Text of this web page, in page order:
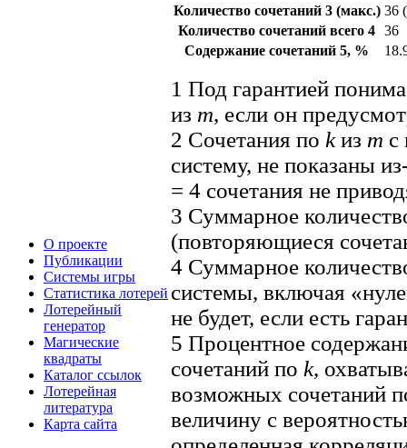
О проекте
Публикации
Системы игры
Статистика лотерей
Лотерейный
генератор
Магические
квадраты
Каталог ссылок
Лотерейная
литература
Карта сайта
Количество сочетаний 3 (макс.) 36
Количество сочетаний всего4 36
Содержание сочетаний5, %
1 Под гарантией
из m, если он
2 Сочетания по kиз m с
систему, не показаны
= 4 сочетания не
3 Суммарное
(повторяющиеся
4 Суммарное
системы, включая
не будет, если есть
5 Процентное
сочетаний по k,
возможных сочетаний
величину с